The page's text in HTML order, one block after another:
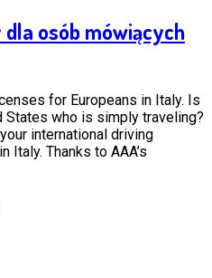
osób mówiących
for Europeans in Italy. Is
who is simply traveling?
international driving
Italy. Thanks to AAA’s